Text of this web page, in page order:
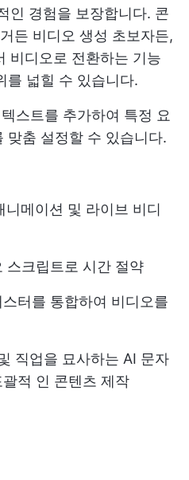
인 경험을 보장합니다. 콘
든 비디오 생성 초보자든,
비디오로 전환하는 기능
를 넓힐 수 있습니다.
스트를 추가하여 특정 요
맞춤 설정할 수 있습니다.
니메이션 및 라이브 비디
스크립트로 시간 절약
터를 통합하여 비디오를
직업을 묘사하는 AI 문자
적 인 콘텐츠 제작